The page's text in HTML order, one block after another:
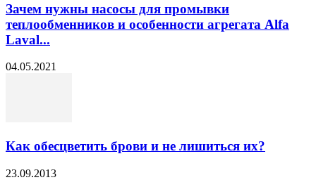
Зачем нужны насосы для промывки
теплообменников и особенности агрегата Alfa
Laval...
04.05.2021
Как обесцветить брови и не лишиться их?
23.09.2013